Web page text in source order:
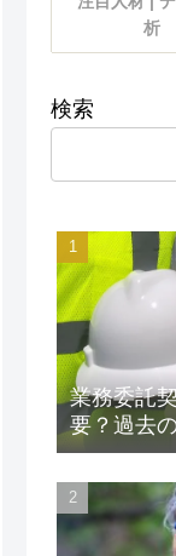
析
検索
業務委託
要？過去
解説しま